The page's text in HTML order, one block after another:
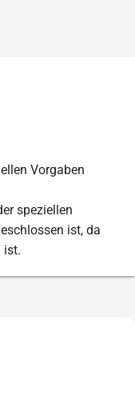
Vorgaben
speziellen
ist, da
ist.